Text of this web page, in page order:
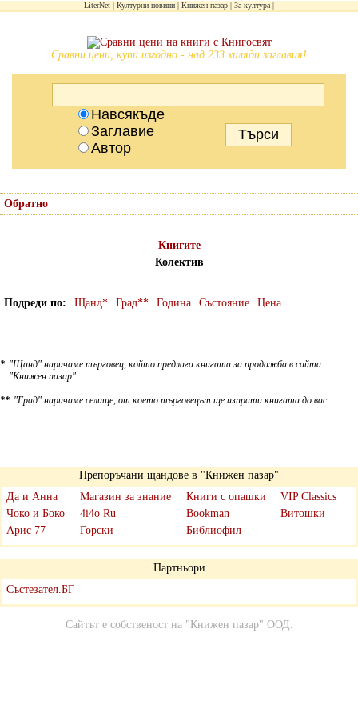
LiterNet Културни новини Книжен пазар За култура
Сравни цени, купи изгодно - над 233 хиляди заглавия!
Навсякъде
Заглавие
Автор
Обратно
Книгите
Колектив
Подреди по Щанд* Град** Година Състояние Цена
* "Щанд" наричаме търговец, който предлага книгата за продажба в сайта
"Книжен пазар".
** "Град" наричаме селище, от което търговецът ще изпрати книгата до вас.
Препоръчани щандове в "Книжен пазар"
Да и Анна
Чоко и Боко
Арис 77
Магазин за знание
4i4o Ru
Горски
Книги с опашки
Bookman
Библиофил
VIP Classics
Витошки
Партньори
Състезател.БГ
Сайтът е собственост на "Книжен пазар" ООД.